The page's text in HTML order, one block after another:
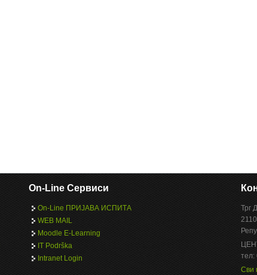
On-Line Сервиси
On-Line ПРИЈАВА ИСПИТА
WEB MAIL
Moodle E-Learning
IT Podrška
Intranet Login
Трг
тел:
Сви